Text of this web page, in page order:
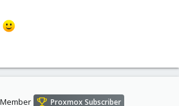
Proxmox Subscriber